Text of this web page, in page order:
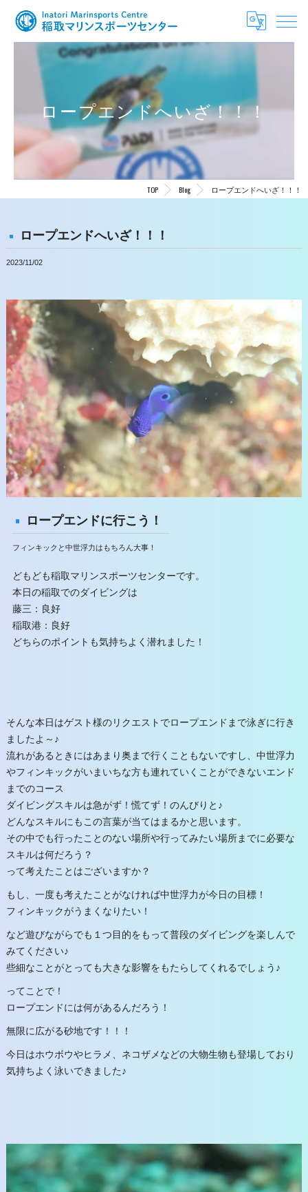
ロープエンドへいざ！！！
TOP Blog ロープエンドへいざ！！！
ロープエンドへいざ！！！
2023/11/02
ロープエンドに行こう！
フィンキックと中世浮力はもちろん大事！
どもども稲取マリンスポーツセンターです。
本日の稲取でのダイビングは
藤三：良好
稲取港：良好
どちらのポイントも気持ちよく潜れました！
そんな本日はゲスト様のリクエストでロープエンドまで泳ぎに行き
ましたよ～♪
流れがあるときにはあまり奥まで行くこともないですし、中世浮力
やフィンキックがいまいちな方も連れていくことができないエンド
までのコース
ダイビングスキルは急がず！慌てず！のんびりと♪
どんなスキルにもこの言葉が当てはまるかと思います。
その中でも行ったことのない場所や行ってみたい場所までに必要な
スキルは何だろう？
って考えたことはございますか？
もし、一度も考えたことがなければ中世浮力が今日の目標！
フィンキックがうまくなりたい！
など遊びながらでも１つ目的をもって普段のダイビングを楽しんで
みてください♪
些細なことがとっても大きな影響をもたらしてくれるでしょう♪
ってことで！
ロープエンドには何があるんだろう！
無限に広がる砂地です！！！
今日はホウボウやヒラメ、ネコザメなどの大物生物も登場しており
気持ちよく泳いできました♪